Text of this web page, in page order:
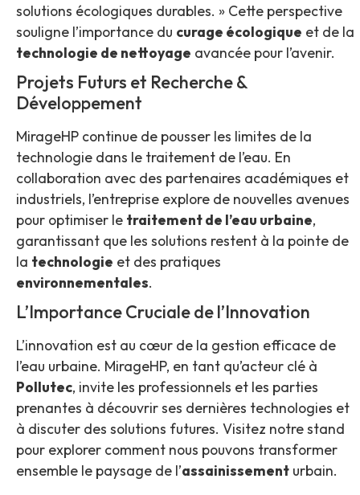
solutions écologiques durables. » Cette perspective
souligne l’importance du curage écologique et de la
technologie de nettoyage avancée pour l’avenir.
Projets Futurs et Recherche &
Développement
MirageHP continue de pousser les limites de la
technologie dans le traitement de l’eau. En
collaboration avec des partenaires académiques et
industriels, l’entreprise explore de nouvelles avenues
pour optimiser le traitement de l’eau urbaine,
garantissant que les solutions restent à la pointe de
la technologie et des pratiques
environnementales.
L’Importance Cruciale de l’Innovation
L’innovation est au cœur de la gestion efficace de
l’eau urbaine. MirageHP, en tant qu’acteur clé à
Pollutec, invite les professionnels et les parties
prenantes à découvrir ses dernières technologies et
à discuter des solutions futures. Visitez notre stand
pour explorer comment nous pouvons transformer
ensemble le paysage de l’assainissement urbain.